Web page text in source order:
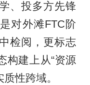
、投多方先锋
对外滩FTC阶
检阅，更标志
构建上从“资源
性跨域。